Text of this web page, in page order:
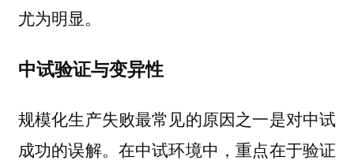
尤为明显。
中试验证与变异性
规模化生产失败最常见的原因之一是对中试
成功的误解。在中试环境中，重点在于验证